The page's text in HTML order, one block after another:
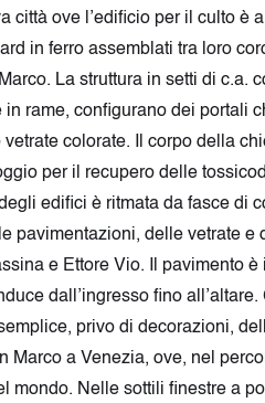
città ove l’edificio per il culto è
in ferro assemblati tra loro
La struttura in setti di c.a.
rame, configurano dei portali
colorate. Il corpo della
per il recupero delle
edifici è ritmata da fasce di
pavimentazioni, delle vetrate
e Ettore Vio. Il pavimento
dall’ingresso fino
privo di decorazioni,
a Venezia, ove, nel
mondo. Nelle sottili finestre a